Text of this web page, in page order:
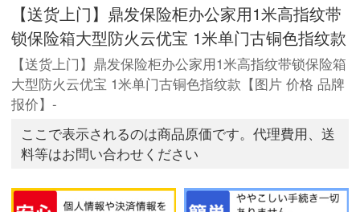
【送货上门】鼎发保险柜办公家用1米高指纹带
锁保险箱大型防火云优宝 1米单门古铜色指纹款
【送货上门】鼎发保险柜办公家用1米高指纹带锁保险箱
大型防火云优宝 1米单门古铜色指纹款【图片 价格 品牌
报价】-
ここで表示されるのは商品原価です。代理費用、送
料等はお問い合わせください